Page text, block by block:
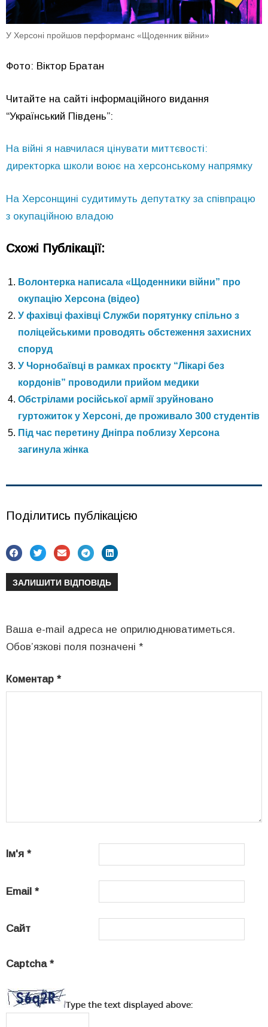
У Херсоні пройшов перформанс «Щоденник війни»
Фото: Віктор Братан
Читайте на сайті інформаційного видання
“Український Південь”:
На війні я навчилася цінувати миттєвості:
директорка школи воює на херсонському напрямку
На Херсонщині судитимуть депутатку за співпрацю
з окупаційною владою
Схожі Публікації:
Волонтерка написала «Щоденники війни” про
окупацію Херсона (відео)
У фахівці фахівці Служби порятунку спільно з
поліцейськими проводять обстеження захисних
споруд
У Чорнобаївці в рамках проєкту “Лікарі без
кордонів” проводили прийом медики
Обстрілами російської армії зруйновано
гуртожиток у Херсоні, де проживало 300 студентів
Під час перетину Дніпра поблизу Херсона
загинула жінка
Поділитись публікацією
ЗАЛИШИТИ ВІДПОВІДЬ
Ваша e-mail адреса не оприлюднюватиметься.
Обов’язкові поля позначені *
Коментар *
Ім'я *
Email *
Сайт
Captcha *
Type the text displayed above: